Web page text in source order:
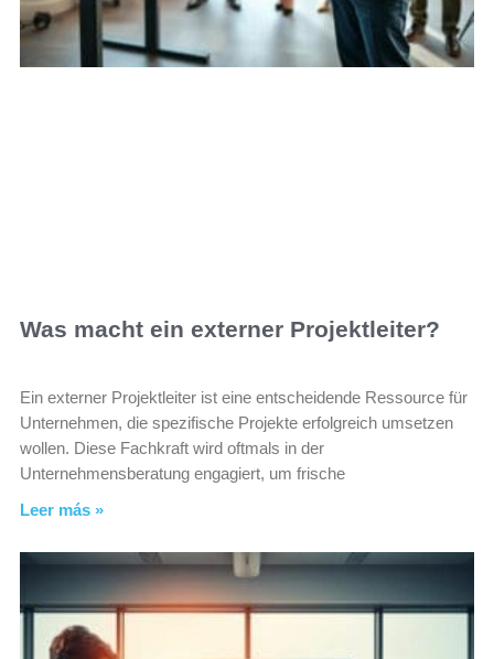
Was macht ein externer Projektleiter?
Ein externer Projektleiter ist eine entscheidende Ressource für
Unternehmen, die spezifische Projekte erfolgreich umsetzen
wollen. Diese Fachkraft wird oftmals in der
Unternehmensberatung engagiert, um frische
Leer más »